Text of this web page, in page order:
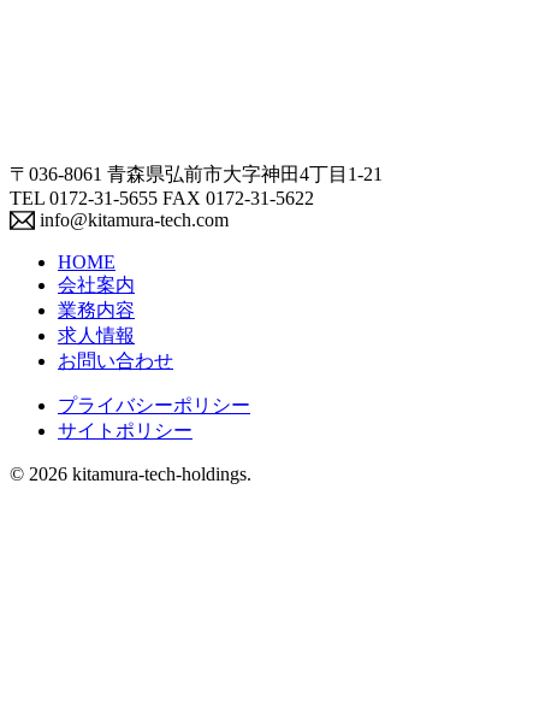
〒036-8061 青森県弘前市大字神田4丁目1-21
TEL 0172-31-5655 FAX 0172-31-5622
info@kitamura-tech.com
HOME
会社案内
業務内容
求人情報
お問い合わせ
プライバシーポリシー
サイトポリシー
© 2026 kitamura-tech-holdings.